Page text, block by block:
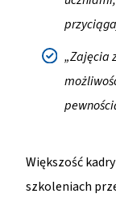
„Zajęcia
Większość
szkoleniach